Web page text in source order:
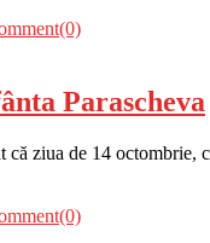
Parascheva
că ziua de 14